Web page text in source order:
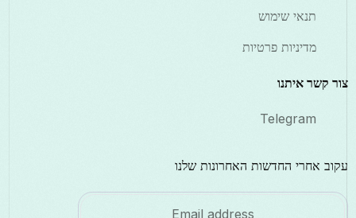
תנאי שימוש
מדיניות פרטיות
צור קשר איתנו
Telegram
עקוב אחרי החדשות האחרונות שלנו